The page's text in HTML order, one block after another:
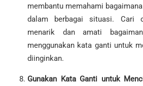
membantu memahami
dalam berbagai situasi. Cari
menarik dan amati
menggunakan kata ganti untuk
diinginkan.
Gunakan Kata Ganti untuk